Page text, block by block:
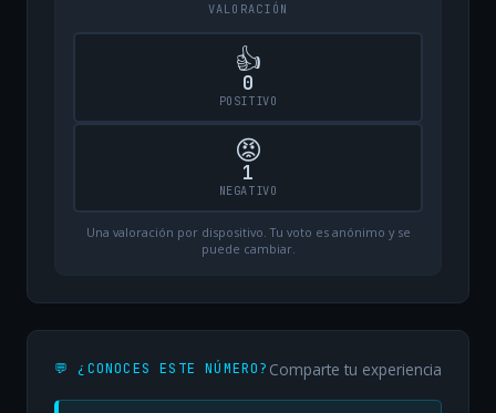
VALORACIÓN
👍
0
POSITIVO
😡
1
NEGATIVO
Una valoración por dispositivo. Tu voto es anónimo y se
puede cambiar.
💬 ¿CONOCES ESTE NÚMERO? Comparte tu experiencia